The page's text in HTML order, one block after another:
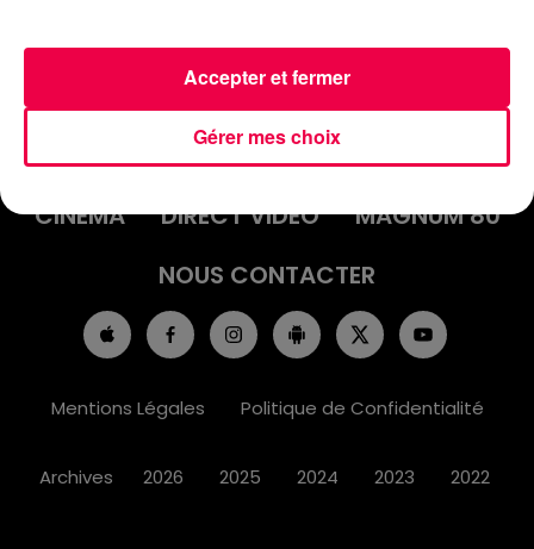
INFOS
AGENDA
JEUX
PODCASTS
CINÉMA
DIRECT VIDÉO
MAGNUM 80
NOUS CONTACTER
Mentions Légales Politique de Confidentialité
Archives 2026 2025 2024 2023 2022
Gérer mes choix
Accepter et fermer